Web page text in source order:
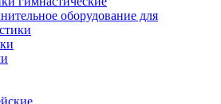
оборудование для